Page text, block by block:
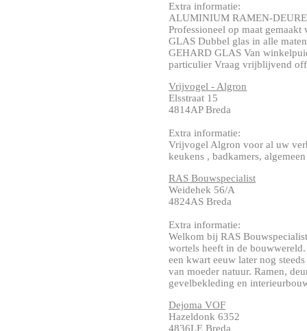
Extra informatie:
ALUMINIUM RAMEN-
Professioneel op maat
GLAS Dubbel glas in alle
GEHARD GLAS Van
particulier Vraag vrijblijvend
Vrijvogel - Algron
Elsstraat 15
4814AP Breda
Extra informatie:
Vrijvogel Algron voor al uw
keukens , badkamers,
RAS Bouwspecialist
Weidehek 56/A
4824AS Breda
Extra informatie:
Welkom bij RAS
wortels heeft in de
een kwart eeuw later nog
van moeder natuur. Ramen,
gevelbekleding en
Dejoma VOF
Hazeldonk 6352
4836LE Breda